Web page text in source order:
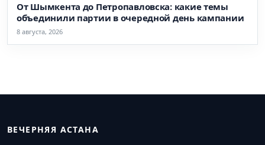
От Шымкента до Петропавловска: какие темы
объединили партии в очередной день кампании
8 августа, 2026
ВЕЧЕРНЯЯ АСТАНА